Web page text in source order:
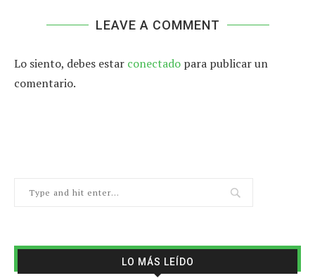
LEAVE A COMMENT
Lo siento, debes estar conectado para publicar un
comentario.
LO MÁS LEÍDO